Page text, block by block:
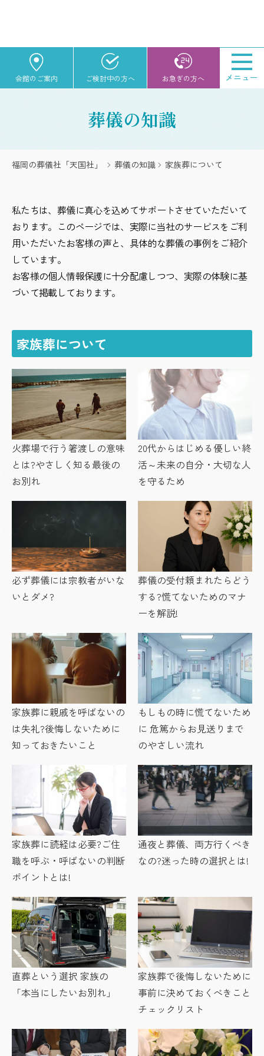
会館のご案内 ご検討中の方へ お急ぎの方へ メニュー
葬儀の知識
福岡の葬儀社「天国社」 葬儀の知識 家族葬について
私たちは、葬儀に真心を込めてサポートさせていただいて
おります。このページでは、実際に当社のサービスをご利
用いただいたお客様の声と、具体的な葬儀の事例をご紹介
しています。
お客様の個人情報保護に十分配慮しつつ、実際の体験に基
づいて掲載しております。
家族葬について
火葬場で行う箸渡しの意味
とは?やさしく知る最後の
お別れ
20代からはじめる優しい終
活～未来の自分・大切な人
を守るため
必ず葬儀には宗教者がいな
いとダメ?
葬儀の受付頼まれたらどう
する?慌てないためのマナ
ーを解説!
家族葬に親戚を呼ばないの
は失礼?後悔しないために
知っておきたいこと
もしもの時に慌てないため
に 危篤からお見送りまで
のやさしい流れ
家族葬に読経は必要?ご住
職を呼ぶ・呼ばないの判断
ポイントとは!
通夜と葬儀、両方行くべき
なの?迷った時の選択とは!
直葬という選択 家族の
「本当にしたいお別れ」
家族葬で後悔しないために
事前に決めておくべきこと
チェックリスト